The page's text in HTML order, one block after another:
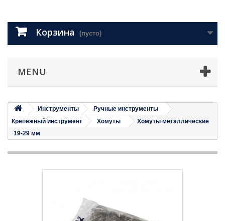
Корзина (пусто)
MENU
Инструменты
Ручные инструменты
Крепежный инструмент
Хомуты
Хомуты металлические
19-29 мм